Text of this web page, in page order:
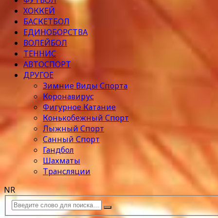
ХОККЕЙ
БАСКЕТБОЛ
ЕДИНОБОРСТВА
ВОЛЕЙБОЛ
ТЕННИС
АВТОСПОРТ
ДРУГОЕ
Зимние Виды Спорта
Коронавирус
Фигурное Катание
Конькобежный Спорт
Лыжный Спорт
Санный Спорт
Гандбол
Шахматы
Трансляции
NR